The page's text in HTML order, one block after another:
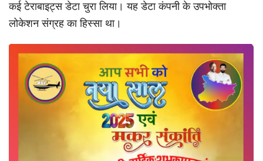
कई टेराबाइट्स डेटा चुरा लिया। यह डेटा कंपनी के उपभोक्ता
लोकेशन संग्रह का हिस्सा था।